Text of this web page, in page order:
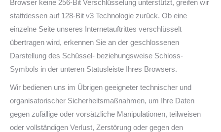
Browser keine 256-Bit Verschlüsselung unterstützt, greifen wir
stattdessen auf 128-Bit v3 Technologie zurück. Ob eine
einzelne Seite unseres Internetauftrittes verschlüsselt
übertragen wird, erkennen Sie an der geschlossenen
Darstellung des Schüssel- beziehungsweise Schloss-
Symbols in der unteren Statusleiste Ihres Browsers.
Wir bedienen uns im Übrigen geeigneter technischer und
organisatorischer Sicherheitsmaßnahmen, um Ihre Daten
gegen zufällige oder vorsätzliche Manipulationen, teilweisen
oder vollständigen Verlust, Zerstörung oder gegen den